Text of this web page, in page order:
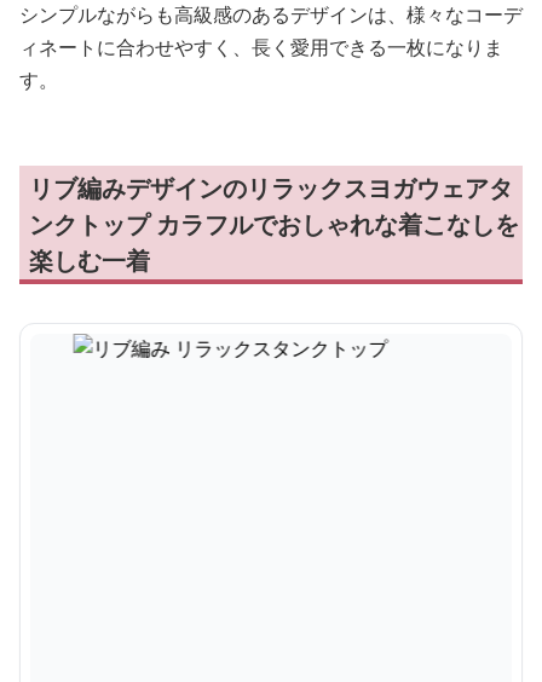
シンプルながらも高級感のあるデザインは、様々なコーデ
ィネートに合わせやすく、長く愛用できる一枚になりま
す。
リブ編みデザインのリラックスヨガウェアタ
ンクトップ カラフルでおしゃれな着こなしを
楽しむ一着